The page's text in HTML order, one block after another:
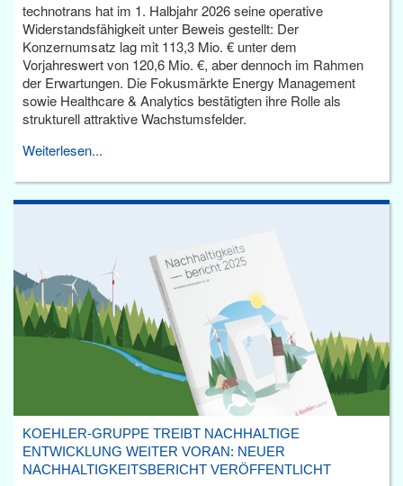
technotrans hat im 1. Halbjahr 2026 seine operative
Widerstandsfähigkeit unter Beweis gestellt: Der
Konzernumsatz lag mit 113,3 Mio. € unter dem
Vorjahreswert von 120,6 Mio. €, aber dennoch im Rahmen
der Erwartungen. Die Fokusmärkte Energy Management
sowie Healthcare & Analytics bestätigten ihre Rolle als
strukturell attraktive Wachstumsfelder.
Weiterlesen...
KOEHLER-GRUPPE TREIBT NACHHALTIGE
ENTWICKLUNG WEITER VORAN: NEUER
NACHHALTIGKEITSBERICHT VERÖFFENTLICHT